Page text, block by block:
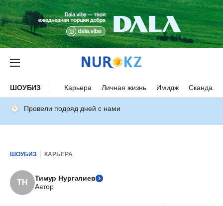
ШОУБИЗ Карьера Личная жизнь Имидж Скандалы
Провели подряд дней с нами
ШОУБИЗ КАРЬЕРА
ТН
Тимур Нургалиев
Автор